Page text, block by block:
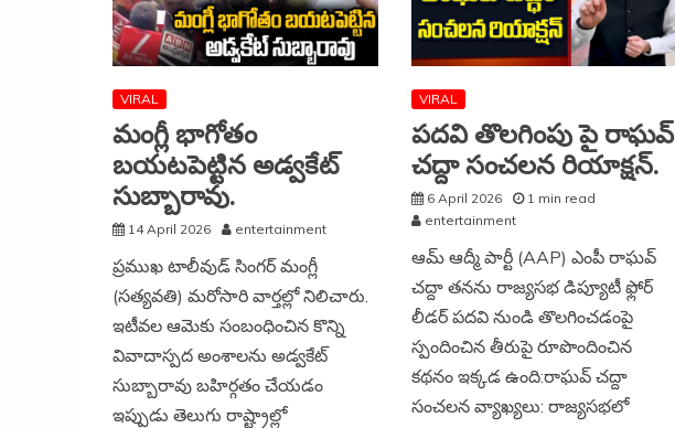
VIRAL
మంగ్లీ భాగోతం
బయటపెట్టిన అడ్వకేట్
సుబ్బారావు.
14 April 2026 entertainment
ప్రముఖ టాలీవుడ్ సింగర్ మంగ్లీ
(సత్యవతి) మరోసారి వార్తల్లో నిలిచారు.
ఇటీవల ఆమెకు సంబంధించిన కొన్ని
వివాదాస్పద అంశాలను అడ్వకేట్
సుబ్బారావు బహిర్గతం చేయడం
ఇప్పుడు తెలుగు రాష్ట్రాల్లో
VIRAL
పదవి తొలగింపు పై రాఘవ్
చద్దా సంచలన రియాక్షన్.
6 April 2026
1 min read
entertainment
ఆమ్ ఆద్మీ పార్టీ (AAP) ఎంపీ రాఘవ్
చద్దా తనను రాజ్యసభ డిప్యూటీ ఫ్లోర్
లీడర్ పదవి నుండి తొలగించడంపై
స్పందించిన తీరుపై రూపొందించిన
కథనం ఇక్కడ ఉంది:రాఘవ్ చద్దా
సంచలన వ్యాఖ్యలు: రాజ్యసభలో